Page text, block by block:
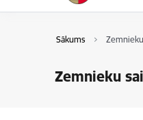
Sākums
Zemnieku